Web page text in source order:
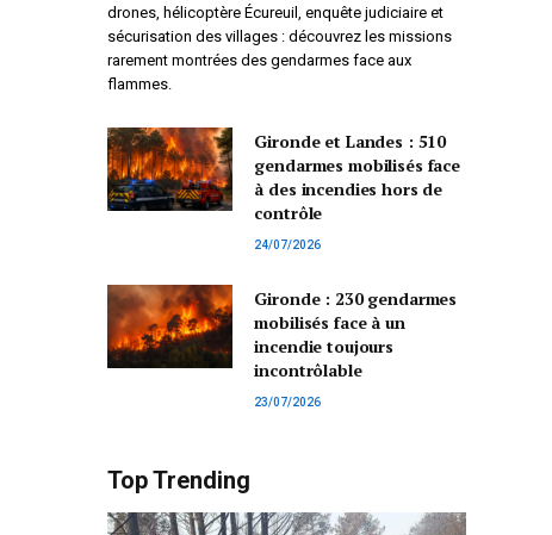
drones, hélicoptère Écureuil, enquête judiciaire et
sécurisation des villages : découvrez les missions
rarement montrées des gendarmes face aux
flammes.
Gironde et Landes : 510
gendarmes mobilisés face
à des incendies hors de
contrôle
24/07/2026
Gironde : 230 gendarmes
mobilisés face à un
incendie toujours
incontrôlable
23/07/2026
Top Trending